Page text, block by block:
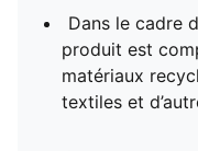
Dans le cadre
produit est
matériaux
textiles et